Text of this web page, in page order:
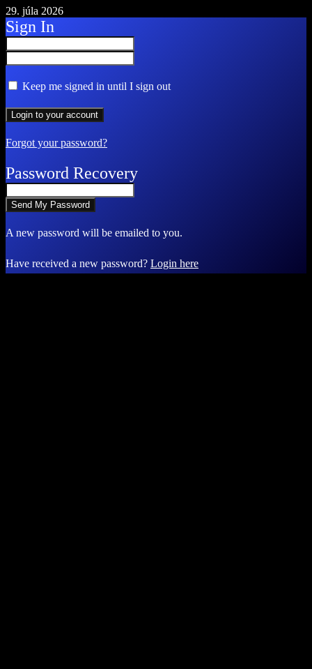
29. júla 2026
Sign In
Keep me signed in until I sign out
Forgot your password?
Password Recovery
A new password will be emailed to you.
Have received a new password? Login here